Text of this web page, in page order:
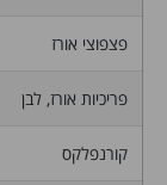
פצפוצי אורז
פריכיות אורז, לבן
קורנפלקס